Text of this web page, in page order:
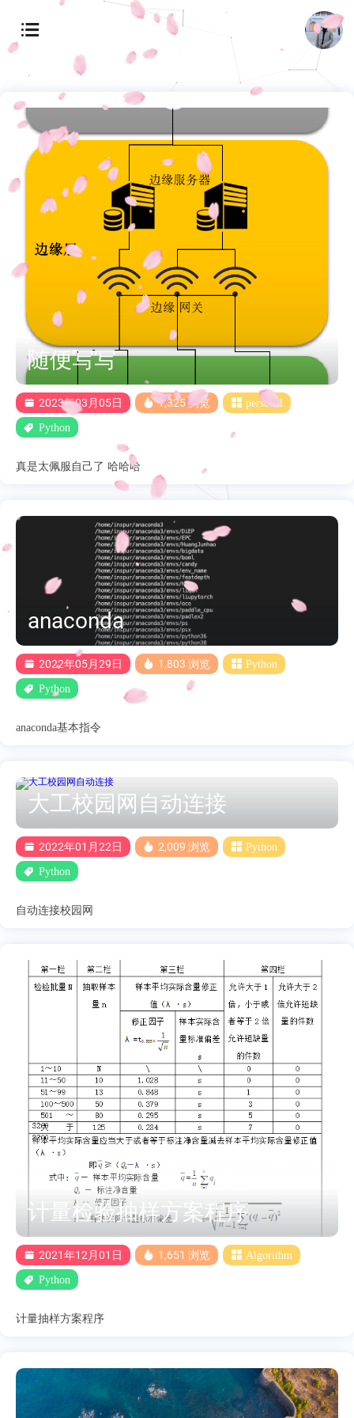
随便写写
2023年03月05日 1,325 浏览 personal
Python
真是太佩服自己了 哈哈哈
anaconda
2022年05月29日 1,803 浏览 Python
Python
anaconda基本指令
大工校园网自动连接
2022年01月22日 2,009 浏览 Python
Python
自动连接校园网
计量检验抽样方案程序
2021年12月01日 1,651 浏览 Algorithm
Python
计量抽样方案程序